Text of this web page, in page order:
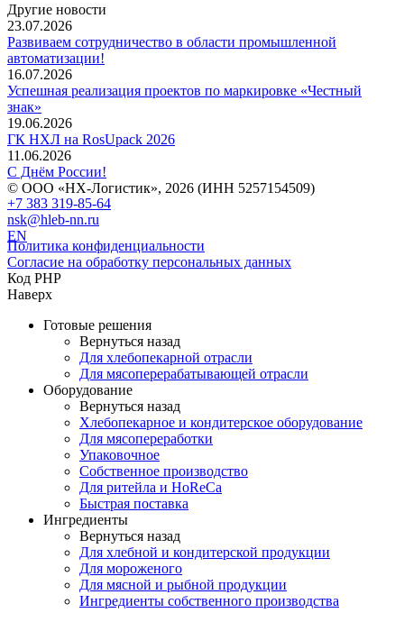
Другие новости
23.07.2026
Развиваем сотрудничество в области промышленной
автоматизации!
16.07.2026
Успешная реализация проектов по маркировке «Честный
знак»
19.06.2026
ГК НХЛ на RosUpack 2026
11.06.2026
С Днём России!
© ООО «НХ-Логистик», 2026 (ИНН 5257154509)
+7 383 319-85-64
nsk@hleb-nn.ru
EN
Политика конфиденциальности
Согласие на обработку персональных данных
Код PHP
Наверх
Готовые решения
Вернуться назад
Для хлебопекарной отрасли
Для мясоперерабатывающей отрасли
Оборудование
Вернуться назад
Хлебопекарное и кондитерское оборудование
Для мясопереработки
Упаковочное
Собственное производство
Для ритейла и HoReCa
Быстрая поставка
Ингредиенты
Вернуться назад
Для хлебной и кондитерской продукции
Для мороженого
Для мясной и рыбной продукции
Ингредиенты собственного производства